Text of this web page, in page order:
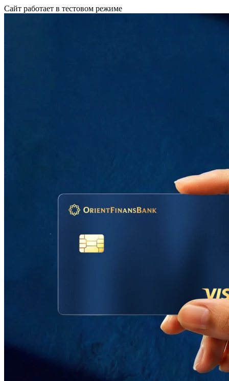
Сайт работает в тестовом режиме